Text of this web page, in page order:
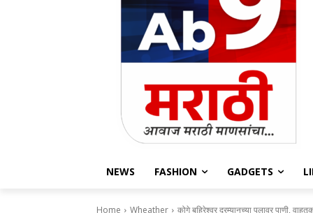
NEWS FASHION GADGETS
Home Wheather कोगे बहिरेश्वर दरम्यानच्या पुलावर पाणी,